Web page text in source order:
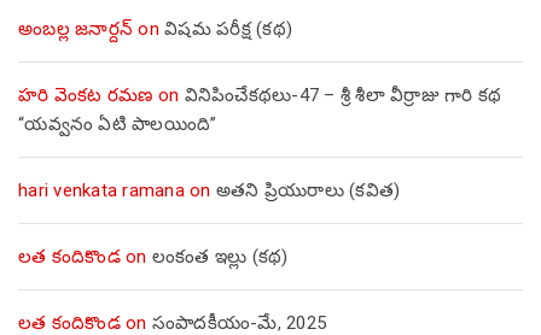
అంబల్ల జనార్దన్ on విషమ పరీక్ష (క‌థ‌)
హరి వెంకట రమణ on వినిపించేకథలు-47 – శ్రీ శీలా వీర్రాజు గారి కథ
“యవ్వనం ఏటి పాలయింది”
hari venkata ramanaon అతని ప్రియురాలు (కవిత)
లత కందికొండon లంకంత ఇల్లు (కథ)
లత కందికొండon సంపాదకీయం-మే, 2025